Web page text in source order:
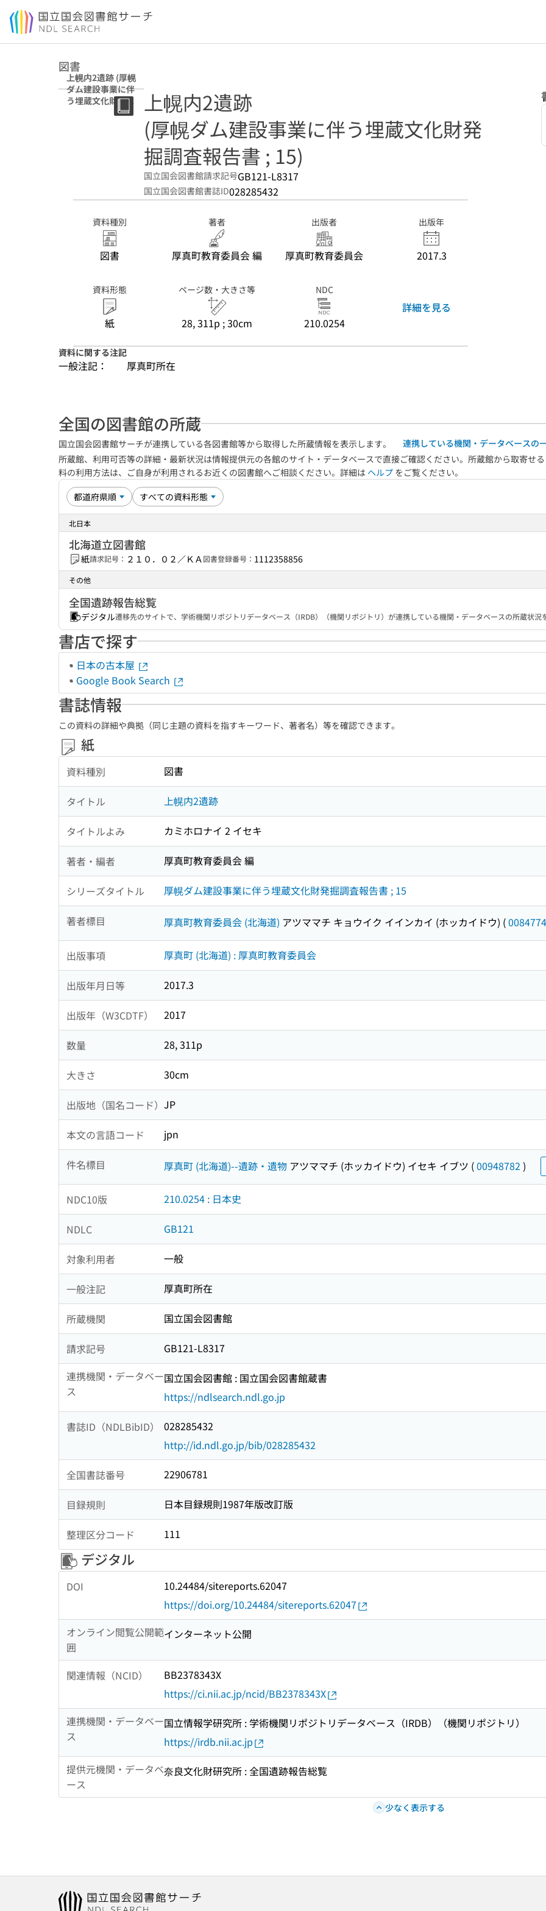
本文へ移動
図書
上幌内2遺跡 (厚幌
ダム建設事業に伴
う埋蔵文化財発掘
調査報告書 ; 15)
上幌内2遺跡
(厚幌ダム建設事業に伴う埋蔵文化財発
掘調査報告書 ; 15)
国立国会図書館請求記号GB121-L8317
国立国会図書館書誌ID028285432
資料種別
図書
著者
厚真町教育委員会 編
出版者
厚真町教育委員会
出版年
2017.3
資料形態
紙
ページ数・大きさ等
28, 311p ; 30cm
NDC
210.0254
詳細を見る
資料に関する注記
一般注記： 厚真町所在
全国の図書館の所蔵
国立国会図書館サーチが連携している各図書館等から取得した所蔵情報を表示します。
連携している機関・データベースの
所蔵館、利用可否等の詳細・最新状況は情報提供元の各館のサイト・データベースで直接ご確認ください。所蔵館から取寄せ
料の利用方法は、ご自身が利用されるお近くの図書館へご相談ください。詳細は ヘルプ をご覧ください。
北日本
北海道立図書館
紙請求記号： ２１０．０２／ＫＡ図書登録番号： 1112358856
その他
全国遺跡報告総覧
デジタル遷移先のサイトで、学術機関リポジトリデータベース（IRDB）（機関リポジトリ）が連携している機関・データベースの所蔵状況
書店で探す
日本の古本屋
Google Book Search
書誌情報
この資料の詳細や典拠（同じ主題の資料を指すキーワード、著者名）等を確認できます。
紙
資料種別 図書
タイトル 上幌内2遺跡
タイトルよみ カミホロナイ 2 イセキ
著者・編者 厚真町教育委員会 編
シリーズタイトル 厚幌ダム建設事業に伴う埋蔵文化財発掘調査報告書 ; 15
著者標目 厚真町教育委員会 (北海道) アツママチ キョウイク イインカイ (ホッカイドウ) (
出版事項 厚真町 (北海道) : 厚真町教育委員会
出版年月日等 2017.3
出版年（W3CDTF） 2017
数量 28, 311p
大きさ 30cm
出版地（国名コード） JP
本文の言語コード jpn
件名標目 厚真町 (北海道)--遺跡・遺物 アツママチ (ホッカイドウ) イセキ イブツ (00948782 )
NDC10版 210.0254 : 日本史
NDLC GB121
対象利用者 一般
一般注記 厚真町所在
所蔵機関 国立国会図書館
請求記号
GB121-L8317
連携機関・データベー
ス
国立国会図書館 : 国立国会図書館蔵書
https://ndlsearch.ndl.go.jp
書誌ID（NDLBibID）
028285432
http://id.ndl.go.jp/bib/028285432
全国書誌番号 22906781
目録規則 日本目録規則1987年版改訂版
整理区分コード 111
デジタル
DOI
10.24484/sitereports.62047
https://doi.org/10.24484/sitereports.62047
オンライン閲覧公開範
囲
インターネット公開
関連情報（NCID）
BB2378343X
https://ci.nii.ac.jp/ncid/BB2378343X
連携機関・データベー
ス
国立情報学研究所 : 学術機関リポジトリデータベース（IRDB）（機関リポジトリ）
https://irdb.nii.ac.jp
提供元機関・データベ
ース
奈良文化財研究所 : 全国遺跡報告総覧
少なく表示する